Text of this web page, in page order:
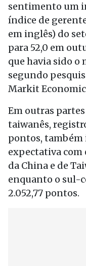
sentimento um
índice de
em inglês) do
para 52,0 em
que havia sido o
segundo
Markit
Em outras
taiwanês,
pontos,
expectativa com
da China e de
enquanto o sul-
2.052,77 pontos.